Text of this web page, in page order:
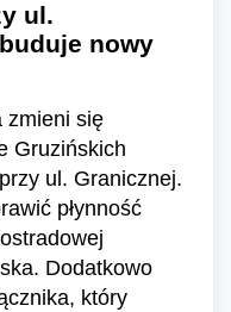
ul.
nowy
zmieni się
Gruzińskich
ul. Granicznej.
płynność
Dodatkowo
który